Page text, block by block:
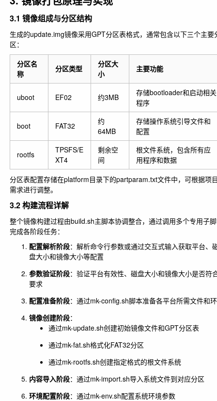
3.1 镜像组成与分区结构
生成的update.img镜像采用GPT分区表格式，通常包含以下三个主要
区：
分区名
称
分区类型
分区大
小
主要功能
uboot EF02 约3MB
存储bootloader和启动相关
程序
boot FAT32
约
64MB
存储操作系统引导文件和
配置
rootfs
TPSFS/E
XT4
剩余空
间
根文件系统，包含所有应
用程序和数据
分区表配置存储在platform目录下的partparam.txt文件中，可根据项
需求进行调整。
3.2 构建流程详解
整个镜像构建过程由build.sh主脚本协调整合，通过调用多个专用子
完成各阶段任务：
配置解析阶段：解析命令行参数或通过交互式输入获取平台、
盘大小和镜像大小等配置
参数验证阶段：验证平台有效性、磁盘大小和镜像大小是否符
要求
配置准备阶段：通过mk-config.sh脚本准备各平台所需文件和
镜像创建阶段：
通过mk-update.sh创建初始镜像文件和GPT分区表
通过mk-fat.sh格式化FAT32分区
通过mk-rootfs.sh创建指定格式的根文件系统
内容导入阶段：通过mk-import.sh导入系统文件到对应分区
环境配置阶段：通过mk-env.sh配置系统环境参数